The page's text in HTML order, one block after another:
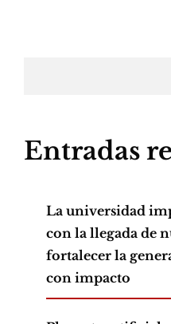
Entradas
La universidad
con la llegada de
fortalecer la
con impacto